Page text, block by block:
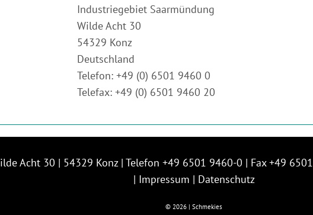
Industriegebiet Saarmündung
Wilde Acht 30
54329 Konz
Deutschland
Telefon: +49 (0) 6501 9460 0
Telefax: +49 (0) 6501 9460 20
Acht 30 | 54329 Konz | Telefon +49 6501 9460-0 | Fax +49
| Impressum | Datenschutz
© 2026 | Schmekies